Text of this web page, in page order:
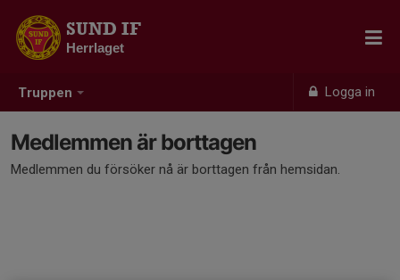
Truppen Logga in
SUND IF
Herrlaget
Medlemmen är borttagen
Medlemmen du försöker nå är borttagen från hemsidan.